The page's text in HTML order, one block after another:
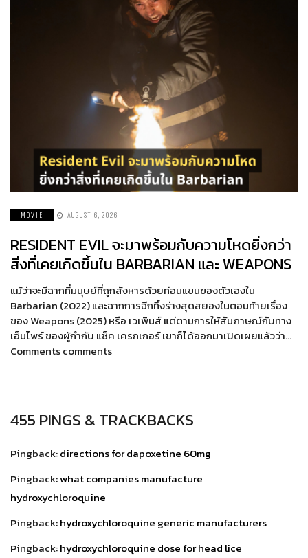
MOVIE AUGUST 6, 2026
RESIDENT EVIL จะมาพร้อมกับความโหดยิ่งกว่า
สิ่งที่เคยเกิดขึ้นใน BARBARIAN และ WEAPONS
แม้ว่าจะมีฉากที่มนุษย์ที่ถูกสังหารด้วยท่อนแขนของตัวเองใน
Barbarian (2022) และฉากการฉีกทึ้งร่างสุดสยองในตอนท้ายเรื่อง
ของ Weapons (2025) หรือ เวเพินส์ แต่ตามการให้สัมภาษณ์กับทาง
เอ็มไพร์ ของผู้กำกับ แซ็ค เครกเกอร์ เขาก็ได้ออกมาเปิดเผยแล้วว่า…
Comments comments
455 PINGS & TRACKBACKS
Pingback:directions for dapoxetine 60mg
Pingback:what companies manufacture
hydroxychloroquine
Pingback:hydroxychloroquine generic manufacturers
Pingback:hydroxychloroquine dose for head lice